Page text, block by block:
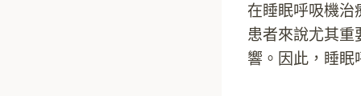
在睡眠呼吸機治
患者來說尤其
響。因此，睡眠